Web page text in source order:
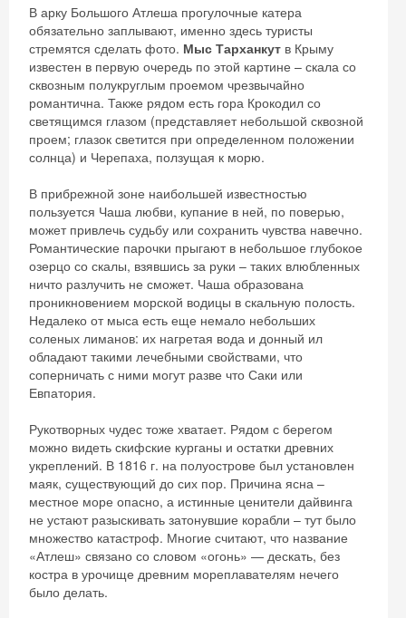
В арку Большого Атлеша прогулочные катера
обязательно заплывают, именно здесь туристы
стремятся сделать фото. Мыс Тарханкут в Крыму
известен в первую очередь по этой картине – скала со
сквозным полукруглым проемом чрезвычайно
романтична. Также рядом есть гора Крокодил со
светящимся глазом (представляет небольшой сквозной
проем; глазок светится при определенном положении
солнца) и Черепаха, ползущая к морю.
В прибрежной зоне наибольшей известностью
пользуется Чаша любви, купание в ней, по поверью,
может привлечь судьбу или сохранить чувства навечно.
Романтические парочки прыгают в небольшое глубокое
озерцо со скалы, взявшись за руки – таких влюбленных
ничто разлучить не сможет. Чаша образована
проникновением морской водицы в скальную полость.
Недалеко от мыса есть еще немало небольших
соленых лиманов: их нагретая вода и донный ил
обладают такими лечебными свойствами, что
соперничать с ними могут разве что Саки или
Евпатория.
Рукотворных чудес тоже хватает. Рядом с берегом
можно видеть скифские курганы и остатки древних
укреплений. В 1816 г. на полуострове был установлен
маяк, существующий до сих пор. Причина ясна –
местное море опасно, а истинные ценители дайвинга
не устают разыскивать затонувшие корабли – тут было
множество катастроф. Многие считают, что название
«Атлеш» связано со словом «огонь» — дескать, без
костра в урочище древним мореплавателям нечего
было делать.
Скидка −5%
промокод на первое бронирование!
Получить промокод